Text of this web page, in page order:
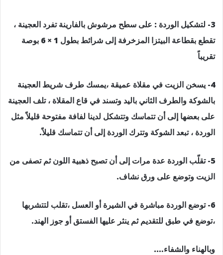
3- لتشكيل الوردة : على سطح مرشوش بالفارينة تفرد العجينة ،
تقطع بقطاعة البيتزا المزخرفة إلى شرائط بطول 1 × 6 بوصة
تقريباً
4- يسخن الزيت في مقلاة عميقة ،يمسك طرف شريط العجينة
بالشوكة والطرف الثاني باليد وتسند في قاع المقلاة ، تلف العجينة
على بعضها إلى أن تتماسك وتتشكل لدينا لفافة مفتوحة قليلاً مثل
الوردة ، تبعد الشوكة وتترك الوردة إلى أن تتماسك قليلاً.
5- تقلّب الوردة عدة مرات إلى أن تصبح ذهبية اللون ثم تصفى من
الزيت وتوضع على ورق نشاف.
6- توضع الوردة مباشرة في الشيرة أو العسل ،تقلب لتتشربها
،توضع في طبق للتقديم ثم ينثر عليها الفستق أو جوز الهند.
وبالهناء والشفاء….